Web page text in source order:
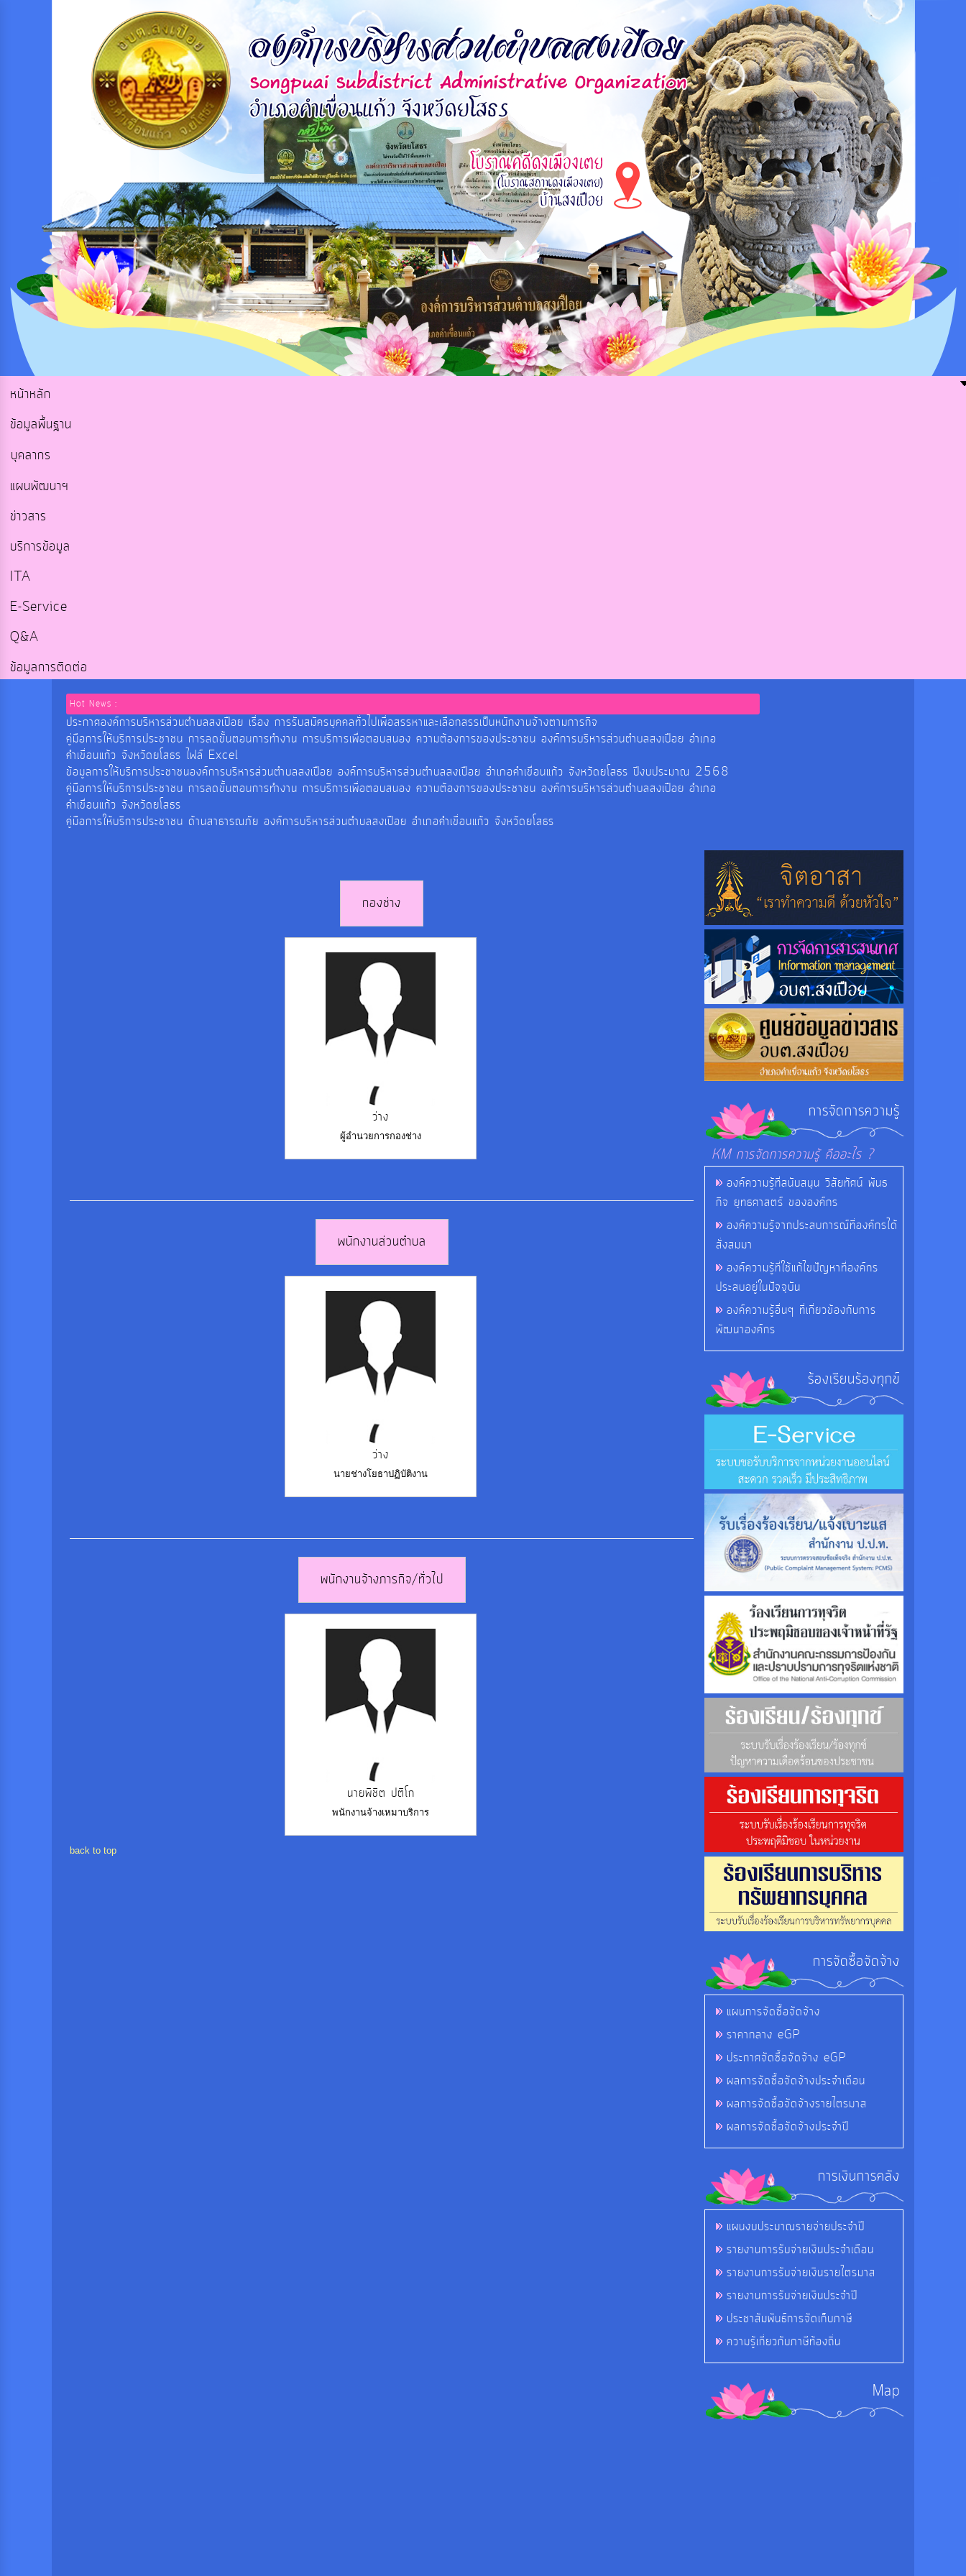
หน้าหลัก
ข้อมูลพื้นฐาน
บุคลากร
แผนพัฒนาฯ
ข่าวสาร
บริการข้อมูล
ITA
E-Service
Q&A
ข้อมูลการติดต่อ
Hot News :
ประกาศองค์การบริหารส่วนตำบลสงเปือย เรื่อง การรับสมัครบุคคลทั่วไปเพื่อสรรหาและเลือกสรรเป็นหนักงานจ้างตามการกิจ
คู่มือการให้บริการประชาชน การลดขั้นตอนการทำงาน การบริการเพื่อตอบสนอง ความต้องการของประชาชน องค์การบริหารส่วนตำบลสงเปือย อำเภอ
คำเขื่อนแก้ว จังหวัดยโสธร ไฟล์ Excel
ข้อมูลการให้บริการประชาชนองค์การบริหารส่วนตำบลสงเปือย องค์การบริหารส่วนตำบลสงเปือย อำเภอคำเขื่อนแก้ว จังหวัดยโสธร ปีงบประมาณ 2568
คู่มือการให้บริการประชาชน การลดขั้นตอนการทำงาน การบริการเพื่อตอบสนอง ความต้องการของประชาชน องค์การบริหารส่วนตำบลสงเปือย อำเภอ
คำเขื่อนแก้ว จังหวัดยโสธร
คู่มือการให้บริการประชาชน ด้านสาธารณภัย องค์การบริหารส่วนตำบลสงเปือย อำเภอคำเขื่อนแก้ว จังหวัดยโสธร
กองช่าง
ว่าง
ผู้อำนวยการกองช่าง
พนักงานส่วนตำบล
ว่าง
นายช่างโยธาปฏิบัติงาน
พนักงานจ้างภารกิจ/ทั่วไป
นายพิชิต ปติโก
พนักงานจ้างเหมาบริการ
back to top
การจัดการความรู้
KM การจัดการความรู้ คืออะไร ?
องค์ความรู้ที่สนับสนุน วิสัยทัศน์ พันธ
กิจ ยุทธศาสตร์ ขององค์กร
องค์ความรู้จากประสบการณ์ที่องค์กรได้
สั่งสมมา
องค์ความรู้ที่ใช้แก้ไขปัญหาที่องค์กร
ประสบอยู่ในปัจจุบัน
องค์ความรู้อื่นๆ ที่เกี่ยวข้องกับการ
พัฒนาองค์กร
ร้องเรียนร้องทุกข์
การจัดซื้อจัดจ้าง
แผนการจัดซื้อจัดจ้าง
ราคากลาง eGP
ประกาศจัดซื้อจัดจ้าง eGP
ผลการจัดซื้อจัดจ้างประจำเดือน
ผลการจัดซื้อจัดจ้างรายไตรมาส
ผลการจัดซื้อจัดจ้างประจำปี
การเงินการคลัง
แผนงบประมาณรายจ่ายประจำปี
รายงานการรับจ่ายเงินประจำเดือน
รายงานการรับจ่ายเงินรายไตรมาส
รายงานการรับจ่ายเงินประจำปี
ประชาสัมพันธ์การจัดเก็บภาษี
ความรู้เกี่ยวกับภาษีท้องถิ่น
Map